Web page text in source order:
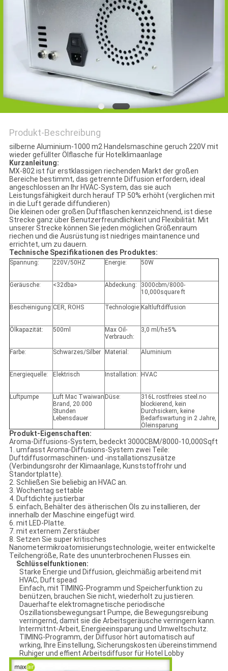
SITEMAP
PRIVACY
POLICY
Produkt-Beschreibung
silberne Aluminium-1000 m2 Handelsmaschine geruch 220V mit
wieder gefüllter Ölflasche für Hotelklimaanlage
Kurzanleitung:
MX-802 ist für erstklassigen riechenden Markt der großen
Bereiche bestimmt, das getrennte Diffusion erfordern, ideal
angeschlossen an Ihr HVAC-System, das sie auch
Leistungsfähigkeit durch herauf TP 50% erhöht (verglichen mit
in die Luft gerade diffundieren)
Die kleinen oder großen Duftflaschen kennzeichnend, ist diese
Strecke ganz über Benutzerfreundlichkeit und Flexibilität. Mit
unserer Strecke können Sie jeden möglichen Größenraum
riechen und die Ausrüstung ist niedriges maintanence und
errichtet, um zu dauern.
Technische Spezifikationen des Produktes:
Spannung: 220V/50HZ Energie: 50W
Geräusche: <32dba> Abdeckung:
3000cbm/8000-
10,000square ft
Bescheinigung: CER, ROHS Technologie: Kaltluftdiffusion
Ölkapazität: 500ml
Max Oil-
Verbrauch:
3,0 ml/h±5%
Farbe: Schwarzes/Silber Material: Aluminium
Energiequelle: Elektrisch Installation: HVAC
Luftpumpe
Luft Mac Twaiwan
Brand, 20.000
Stunden
Lebensdauer
Düse:
316L rostfreies steel.no
blockierend, kein
Durchsickern, keine
Bedarfswartung in 2 Jahre,
Öleinsparung
Produkt-Eigenschaften:
Aroma-Diffusions-System, bedeckt 3000CBM/8000-10,000Sqft
1. umfasst Aroma-Diffusions-System zwei Teile:
Duftdiffusormaschinen- und -installationszusätze
(Verbindungsrohr der Klimaanlage, Kunststoffrohr und
Standortplatte).
2. Schließen Sie beliebig an HVAC an.
3. Wochentag settable
4. Duftdichte justierbar
5. einfach, Behälter des ätherischen Öls zu installieren, der
innerhalb der Maschine eingefügt wird.
6. mit LED-Platte.
7. mit externem Zerstäuber
8. Setzen Sie super kritisches
Nanometermikroatomisierungstechnologie, weiter entwickelte
Teilchengröße, Rate des ununterbrochenen Flusses ein.
Schlüsselfunktionen:
Starke Energie und Diffusion, gleichmäßig arbeitend mit
HVAC, Duft spead
Einfach, mit TIMING-Programm und Speicherfunktion zu
benützen, brauchen Sie nicht, wiederholt zu justieren.
Dauerhafte elektromagnetische periodische
Oszillationsbewegungsart Pumpe, die Bewegungsreibung
verringernd, damit sie die Arbeitsgeräusche verringern kann.
Intermittnt-Arbeit, Energieeinsparung und Umweltschutz.
TIMING-Programm, der Diffusor hört automatisch auf
wrking, Ihre Einstellung, Sicherungskosten übereinstimmend
Ruhiger und effient Arbeitsdiffusor für Hotel Lobby